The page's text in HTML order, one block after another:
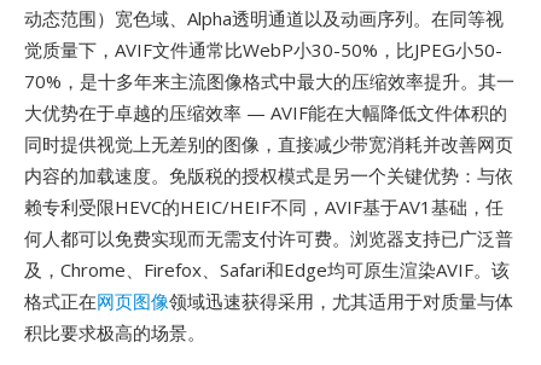
动态范围）宽色域、Alpha透明通道以及动画序列。在同等视
觉质量下，AVIF文件通常比WebP小30-50%，比JPEG小50-
70%，是十多年来主流图像格式中最大的压缩效率提升。其一
大优势在于卓越的压缩效率 — AVIF能在大幅降低文件体积的
同时提供视觉上无差别的图像，直接减少带宽消耗并改善网页
内容的加载速度。免版税的授权模式是另一个关键优势：与依
赖专利受限HEVC的HEIC/HEIF不同，AVIF基于AV1基础，任
何人都可以免费实现而无需支付许可费。浏览器支持已广泛普
及，Chrome、Firefox、Safari和Edge均可原生渲染AVIF。该
格式正在网页图像领域迅速获得采用，尤其适用于对质量与体
积比要求极高的场景。